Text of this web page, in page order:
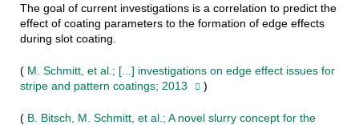
The goal of current investigations is a correlation to predict the
effect of coating parameters to the formation of edge effects
during slot coating.
( M. Schmitt, et al.; [...] investigations on edge effect issues for
stripe and pattern coatings; 2013
)
(B. Bitsch, M. Schmitt, et al.; A novel slurry concept for the